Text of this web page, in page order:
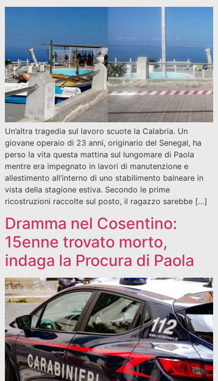
Un’altra tragedia sul lavoro scuote la Calabria. Un
giovane operaio di 23 anni, originario del Senegal, ha
perso la vita questa mattina sul lungomare di Paola
mentre era impegnato in lavori di manutenzione e
allestimento all’interno di uno stabilimento balneare in
vista della stagione estiva. Secondo le prime
ricostruzioni raccolte sul posto, il ragazzo sarebbe […]
Dramma nel Cosentino:
15enne trovato morto,
indaga la Procura di Paola